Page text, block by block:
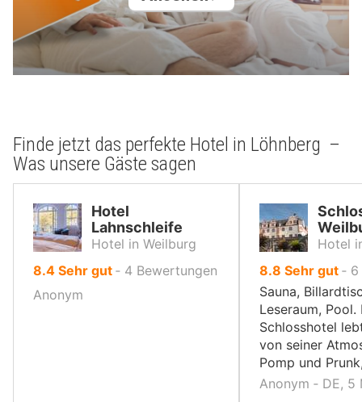
Finde jetzt das perfekte Hotel in Löhnberg –
Was unsere Gäste sagen
Hotel
Lahnschleife
Hotel in Weilburg
8.4von
Sehr gut ‐ 4 Bewertungen
Anonym
Hotel
8.8 von
10,
Sehr gut ‐ 6
Sauna,
Leseraum, Pool.
Schlosshotel
von seiner
Pomp und
Anonym ‐ DE,